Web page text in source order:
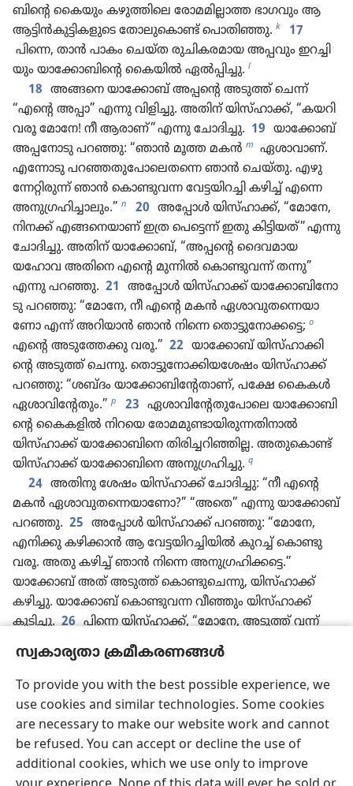
സ്വകാര്യതാ ക്രമീകരണങ്ങൾ
To provide you with the best possible experience, we
use cookies and similar technologies. Some cookies
are necessary to make our website work and cannot
be refused. You can accept or decline the use of
additional cookies, which we use only to improve
ബി​ന്റെ കൈയും കഴുത്തി​ലെ രോമ​മി​ല്ലാത്ത ഭാഗവും ആ
ആട്ടിൻകു​ട്ടി​ക​ളു​ടെ തോലു​കൊ​ണ്ട്‌ പൊതി​ഞ്ഞു. k
17
പിന്നെ, താൻ പാകം ചെയ്‌ത രുചി​ക​ര​മായ അപ്പവും ഇറച്ചി​
യും യാക്കോ​ബി​ന്റെ കൈയിൽ ഏൽപ്പിച്ചു. l
18 അങ്ങനെ യാക്കോ​ബ്‌ അപ്പന്റെ അടുത്ത്‌ ചെന്ന്‌
“എന്റെ അപ്പാ” എന്നു വിളിച്ചു. അതിന്‌ യിസ്‌ഹാ​ക്ക്‌, “കയറി​
വരൂ മോനേ! നീ ആരാണ്‌” എന്നു ചോദി​ച്ചു. 19 യാക്കോബ്‌
അപ്പനോ​ടു പറഞ്ഞു: “ഞാൻ മൂത്ത മകൻ m
ഏശാവാ​ണ്‌.
എന്നോടു പറഞ്ഞതുപോലെ​തന്നെ ഞാൻ ചെയ്‌തു. എഴു​
ന്നേ​റ്റി​രുന്ന്‌ ഞാൻ കൊണ്ടു​വന്ന വേട്ടയി​റച്ചി കഴിച്ച്‌ എന്നെ
അനു​ഗ്ര​ഹി​ച്ചാ​ലും.” n 20 അപ്പോൾ യിസ്‌ഹാ​ക്ക്‌, “മോനേ,
നിനക്ക്‌ എങ്ങനെ​യാണ്‌ ഇത്ര പെട്ടെന്ന്‌ ഇതു കിട്ടി​യത്‌” എന്നു
ചോദി​ച്ചു. അതിന്‌ യാക്കോ​ബ്‌, “അപ്പന്റെ ദൈവ​മായ
യഹോവ അതിനെ എന്റെ മുന്നിൽ കൊണ്ടു​വന്ന്‌ തന്നു”
എന്നു പറഞ്ഞു. 21 അപ്പോൾ യിസ്‌ഹാ​ക്ക്‌ യാക്കോ​ബിനോ​
ടു പറഞ്ഞു: “മോനേ, നീ എന്റെ മകൻ ഏശാവു​തന്നെ​യാ​
ണോ എന്ന്‌ അറിയാൻ ഞാൻ നിന്നെ തൊട്ടുനോ​ക്കട്ടെ; o
എന്റെ അടു​ത്തേക്കു വരൂ.” 22 യാക്കോബ്‌ യിസ്‌ഹാ​ക്കി​
ന്റെ അടുത്ത്‌ ചെന്നു. തൊട്ടുനോ​ക്കി​യശേഷം യിസ്‌ഹാ​ക്ക്‌
പറഞ്ഞു: “ശബ്ദം യാക്കോ​ബിന്റേ​താണ്‌, പക്ഷേ കൈകൾ
ഏശാവിന്റേ​തും.” p 23 ഏശാവിന്റേതുപോലെ യാക്കോ​ബി​
ന്റെ കൈക​ളിൽ നിറയെ രോമ​മു​ണ്ടാ​യി​രു​ന്ന​തി​നാൽ
യിസ്‌ഹാ​ക്ക്‌ യാക്കോ​ബി​നെ തിരി​ച്ച​റി​ഞ്ഞില്ല. അതു​കൊണ്ട്‌
യിസ്‌ഹാ​ക്ക്‌ യാക്കോ​ബി​നെ അനു​ഗ്ര​ഹി​ച്ചു. q
24 അതിനു ശേഷം യിസ്‌ഹാ​ക്ക്‌ ചോദി​ച്ചു: “നീ എന്റെ
മകൻ ഏശാവു​തന്നെ​യാ​ണോ?” “അതെ” എന്നു യാക്കോ​ബ്‌
പറഞ്ഞു. 25 അപ്പോൾ യിസ്‌ഹാ​ക്ക്‌ പറഞ്ഞു: “മോനേ,
എനിക്കു കഴിക്കാൻ ആ വേട്ടയി​റ​ച്ചി​യിൽ കുറച്ച്‌ കൊണ്ടു​
വരൂ. അതു കഴിച്ച്‌ ഞാൻ നിന്നെ അനു​ഗ്ര​ഹി​ക്കട്ടെ.”
യാക്കോ​ബ്‌ അത്‌ അടുത്ത്‌ കൊണ്ടു​ചെന്നു, യിസ്‌ഹാ​ക്ക്‌
കഴിച്ചു. യാക്കോ​ബ്‌ കൊണ്ടു​വന്ന വീഞ്ഞും യിസ്‌ഹാ​ക്ക്‌
കുടിച്ചു. 26 പിന്നെ യിസ്‌ഹാ​ക്ക്‌, “മോനേ, അടുത്ത്‌ വന്ന്‌
എന്നു പറഞ്ഞു. 27
യാക്കോ​ബ്‌ അടുത്ത്‌ ചെന്ന്‌ യിസ്‌ഹാ​ക്കി​നെ ചുംബി​ച്ചു.
യാക്കോ​ബ്‌ ഇട്ടിരുന്ന വസ്‌ത്ര​ത്തി​ന്റെ ഗന്ധം
യിസ്‌ഹാ​ക്ക്‌
മണത്തു. അപ്പോൾ യിസ്‌ഹാ​ക്ക്‌ യാക്കോ​ബി​നെ ഇങ്ങനെ
അനു​ഗ്ര​ഹി​ച്ചു:
“ഇതാ, എന്റെ മകന്റെ ഗന്ധം യഹോവ അനു​ഗ്ര​ഹി​ച്ചി​രി​
ക്കുന്ന നിലത്തി​ന്റെ ഗന്ധം​പോ​ലെ. 28 സത്യദൈവം
ആകാശ​ത്തി​ലെ മഞ്ഞും ഭൂമി​യി​ലെ ഫലപു​ഷ്ടി​യുള്ള